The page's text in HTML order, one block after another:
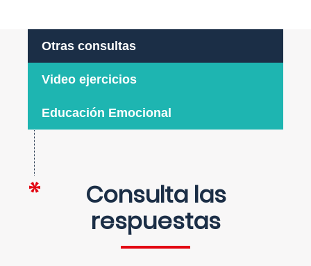
Otras consultas
Video ejercicios
Educación Emocional
Consulta las
respuestas